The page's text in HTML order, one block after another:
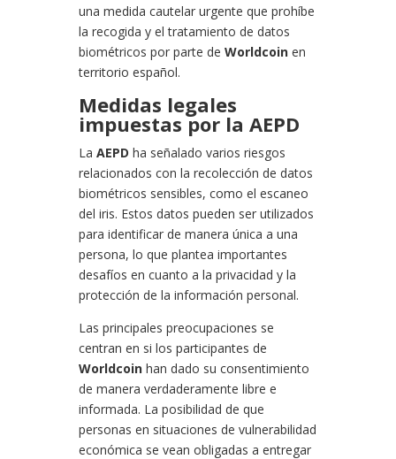
una medida cautelar urgente que prohíbe
la recogida y el tratamiento de datos
biométricos por parte de Worldcoinen
territorio español.
Medidas legales
impuestas por la AEPD
La AEPD ha señalado varios riesgos
relacionados con la recolección de datos
biométricos sensibles, como el escaneo
del iris. Estos datos pueden ser utilizados
para identificar de manera única a una
persona, lo que plantea importantes
desafíos en cuanto a la privacidad y la
protección de la información personal.
Las principales preocupaciones se
centran en si los participantes de
Worldcoinhan dado su consentimiento
de manera verdaderamente libre e
informada. La posibilidad de que
personas en situaciones de vulnerabilidad
económica se vean obligadas a entregar